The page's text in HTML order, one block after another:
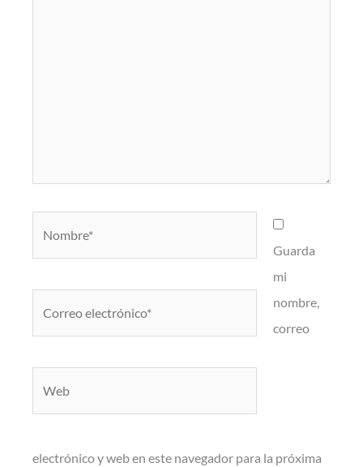
Guarda
mi
nombre,
correo
electrónico y web en este navegador para la próxima